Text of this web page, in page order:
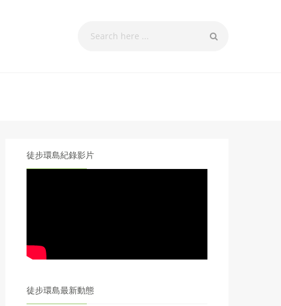
徒步環島紀錄影片
徒步環島最新動態